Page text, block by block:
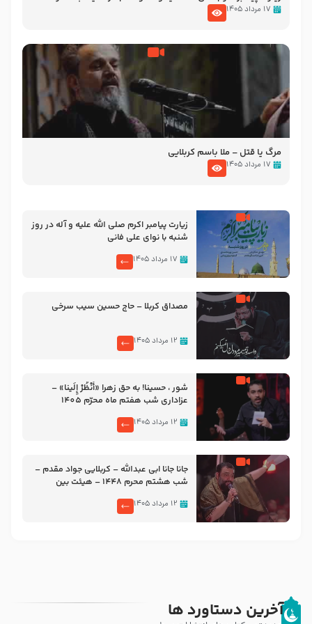
تصاویری از مسجد النبی
۱۷ مرداد ۱۴۰۵
مرگ یا قتل – ملا باسم کربلایی
۱۷ مرداد ۱۴۰۵
زیارت پیامبر اکرم صلی الله علیه و آله در روز
شنبه با نوای علی فانی
۱۷ مرداد ۱۴۰۵
مصداق کربلا – حاج حسین سیب سرخی
۱۲ مرداد ۱۴۰۵
شور ، حسینا! به‌ حق زهرا «أُنْظُرْ إِلَینا» –
عزاداری شب هفتم ماه محرّم 1405
۱۲ مرداد ۱۴۰۵
جانا جانا ابی عبدالله – کربلایی جواد مقدم –
شب هشتم محرم 1448 – هیئت بین
۱۲ مرداد ۱۴۰۵
آخرین دستاورد ها